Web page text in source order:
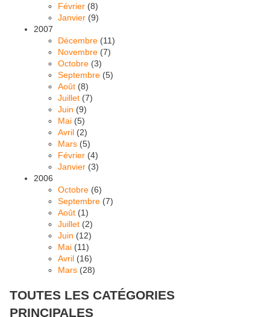
Février (8)
Janvier (9)
2007
Décembre (11)
Novembre (7)
Octobre (3)
Septembre (5)
Août (8)
Juillet (7)
Juin (9)
Mai (5)
Avril (2)
Mars (5)
Février (4)
Janvier (3)
2006
Octobre (6)
Septembre (7)
Août (1)
Juillet (2)
Juin (12)
Mai (11)
Avril (16)
Mars (28)
TOUTES LES CATÉGORIES
PRINCIPALES